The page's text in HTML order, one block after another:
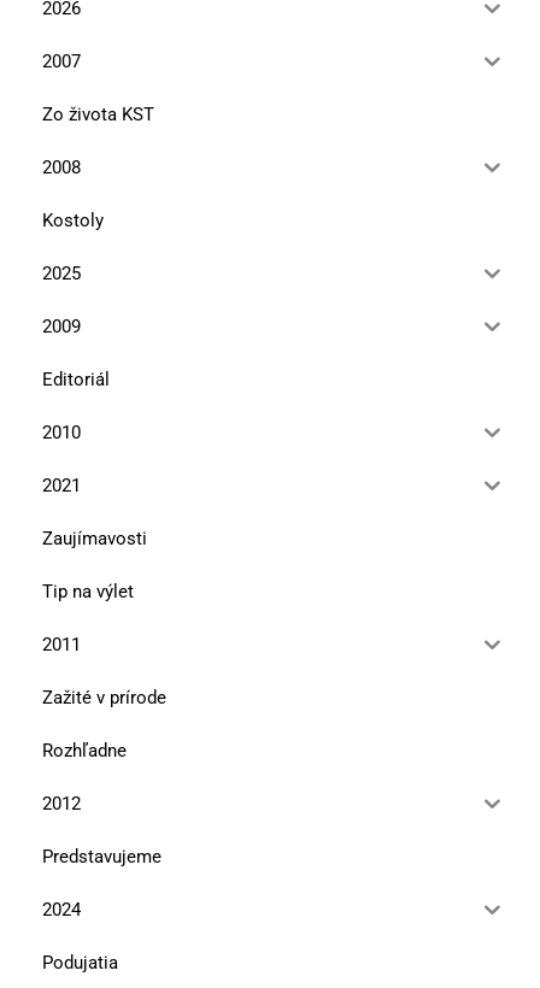
2026
2007
Zo života KST
2008
Kostoly
2025
2009
Editoriál
2010
2021
Zaujímavosti
Tip na výlet
2011
Zažité v prírode
Rozhľadne
2012
Predstavujeme
2024
Podujatia